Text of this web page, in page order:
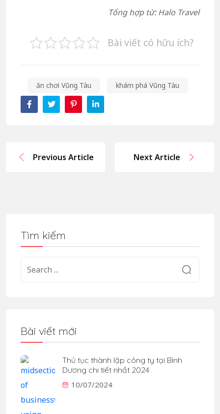
Tổng hợp từ: Halo Travel
Bài viết có hữu ích?
ăn chơi Vũng Tàu khám phá Vũng Tàu
Previous Article Next Article
Tìm kiếm
Bài viết mới
Thủ tục thành lập công ty tại Bình
Dương chi tiết nhất 2024
10/07/2024